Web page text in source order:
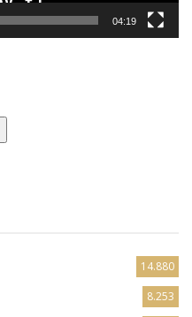
04:19
14.880
8.253